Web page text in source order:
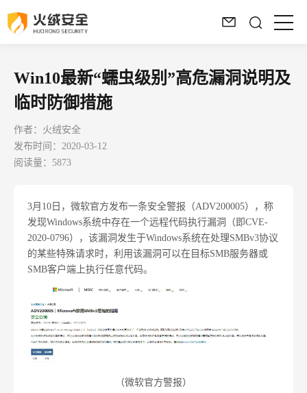
Win10最新“蠕虫级别”高危漏洞说明及
临时防御措施
作者：火绒安全
发布时间：2020-03-12
阅读量：5873
3月 10 日，微软官方发布一条安全警报（ADV200005），称
发现Windows系统中存在一个远程代码执行漏洞（即CVE-
2020-0796），该漏洞发生于Windows系统在处理SMBv3协议
的某些特殊请求时，利用该漏洞可以在目标SMB服务器或
SMB客户端上执行任意代码。
（微软官方警报）